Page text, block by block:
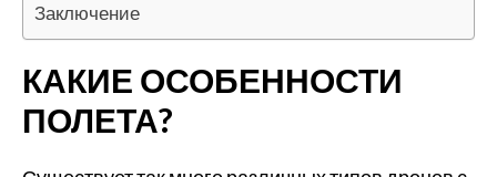
Заключение
КАКИЕ ОСОБЕННОСТИ
ПОЛЕТА?